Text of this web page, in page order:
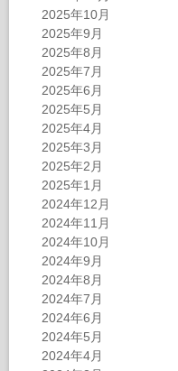
2025年10月
2025年9月
2025年8月
2025年7月
2025年6月
2025年5月
2025年4月
2025年3月
2025年2月
2025年1月
2024年12月
2024年11月
2024年10月
2024年9月
2024年8月
2024年7月
2024年6月
2024年5月
2024年4月